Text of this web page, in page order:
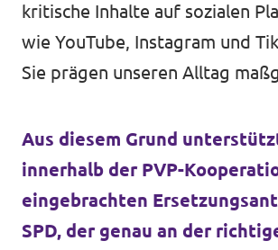
kritische Inhalte auf sozialen
wie YouTube, Instagram und
Sie prägen unseren Alltag
Aus diesem Grund
innerhalb der PVP-
eingebrachten
SPD, der genau an der